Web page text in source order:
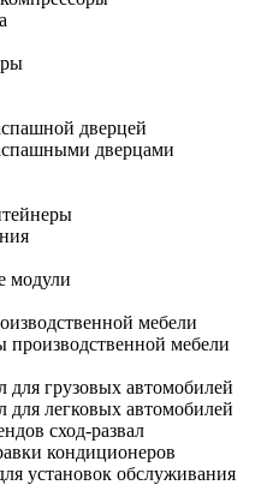
дверцей
дверцами
модули
мебели
производственной мебели
для грузовых автомобилей
для легковых автомобилей
сход-развал
кондиционеров
установок обслуживания